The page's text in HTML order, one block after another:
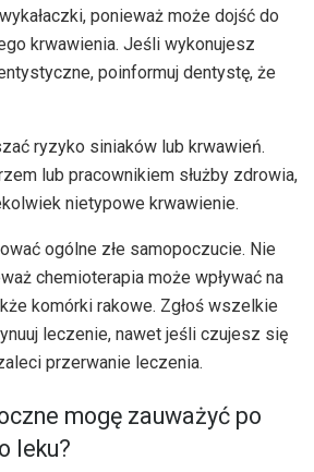
ponieważ może dojść do
krwawienia. Jeśli wykonujesz
poinformuj dentystę, że
ryzyko siniaków lub krwawień.
lub pracownikiem służby zdrowia,
nietypowe krwawienie.
ogólne złe samopoczucie. Nie
chemioterapia może wpływać na
komórki rakowe. Zgłoś wszelkie
leczenie, nawet jeśli czujesz się
przerwanie leczenia.
mogę zauważyć po
leku?